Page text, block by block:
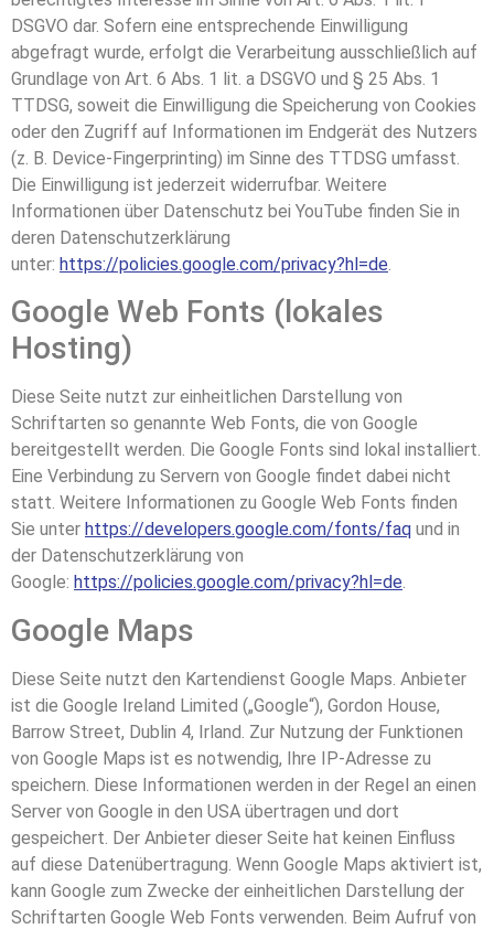
DSGVO dar. Sofern eine entsprechende Einwilligung
abgefragt wurde, erfolgt die Verarbeitung ausschließlich auf
Grundlage von Art. 6 Abs. 1 lit. a DSGVO und § 25 Abs. 1
TTDSG, soweit die Einwilligung die Speicherung von Cookies
oder den Zugriff auf Informationen im Endgerät des Nutzers
(z. B. Device-Fingerprinting) im Sinne des TTDSG umfasst.
Die Einwilligung ist jederzeit widerrufbar. Weitere
Informationen über Datenschutz bei YouTube finden Sie in
deren Datenschutzerklärung
unter: https://policies.google.com/privacy?hl=de
Google Web Fonts (lokales
Hosting)
Diese Seite nutzt zur einheitlichen Darstellung von
Schriftarten so genannte Web Fonts, die von Google
bereitgestellt werden. Die Google Fonts sind lokal installiert.
Eine Verbindung zu Servern von Google findet dabei nicht
statt. Weitere Informationen zu Google Web Fonts finden
Sie unter https://developers.google.com/fonts/faq und in
der Datenschutzerklärung von
Google: https://policies.google.com/privacy?hl=de.
Google Maps
Diese Seite nutzt den Kartendienst Google Maps. Anbieter
ist die Google Ireland Limited („Google“), Gordon House,
Barrow Street, Dublin 4, Irland. Zur Nutzung der Funktionen
von Google Maps ist es notwendig, Ihre IP-Adresse zu
speichern. Diese Informationen werden in der Regel an einen
Server von Google in den USA übertragen und dort
gespeichert. Der Anbieter dieser Seite hat keinen Einfluss
auf diese Datenübertragung. Wenn Google Maps aktiviert ist,
kann Google zum Zwecke der einheitlichen Darstellung der
Schriftarten Google Web Fonts verwenden. Beim Aufruf von